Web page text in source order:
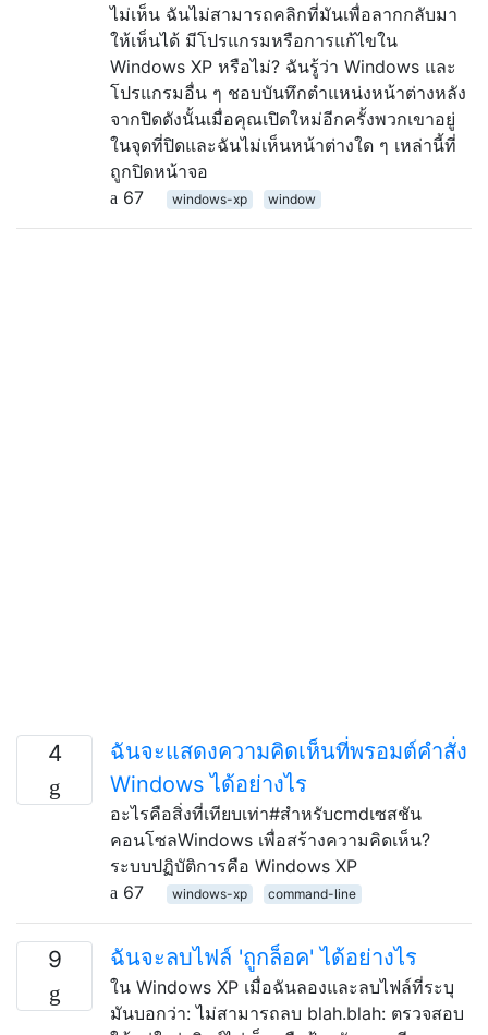
ไม่เห็น ฉันไม่สามารถคลิกที่มันเพื่อลากกลับมา
ให้เห็นได้ มีโปรแกรมหรือการแก้ไขใน
Windows XP หรือไม่? ฉันรู้ว่า Windows และ
โปรแกรมอื่น ๆ ชอบบันทึกตำแหน่งหน้าต่างหลัง
จากปิดดังนั้นเมื่อคุณเปิดใหม่อีกครั้งพวกเขาอยู่
ในจุดที่ปิดและฉันไม่เห็นหน้าต่างใด ๆ เหล่านี้ที่
ถูกปิดหน้าจอ
67
windows-xp window
4
ฉันจะแสดงความคิดเห็นที่พรอมต์คำสั่ง
Windows ได้อย่างไร
อะไรคือสิ่งที่เทียบเท่า#สำหรับcmdเซสชัน
คอนโซลWindows เพื่อสร้างความคิดเห็น?
ระบบปฏิบัติการคือ Windows XP
67
windows-xp command-line
9 ฉันจะลบไฟล์ 'ถูกล็อค' ได้อย่างไร
ใน Windows XP เมื่อฉันลองและลบไฟล์ที่ระบุ
มันบอกว่า: ไม่สามารถลบ blah.blah: ตรวจสอบ